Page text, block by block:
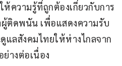
ความรู้ที่ถูกต้องเกี่ยวกับการ
ติดพนัน เพื่อแสดงความรับ
ลสังคมไทยให้ห่างไกลจาก
างต่อเนื่อง